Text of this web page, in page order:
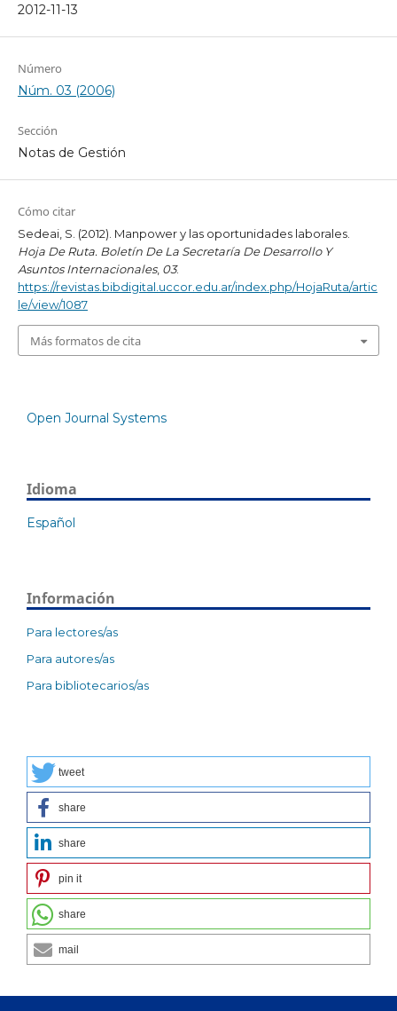
2012-11-13
Número
Núm. 03 (2006)
Sección
Notas de Gestión
Cómo citar
Sedeai, S. (2012). Manpower y las oportunidades laborales.
Hoja De Ruta. Boletín De La Secretaría De Desarrollo Y
Asuntos Internacionales, 03.
https://revistas.bibdigital.uccor.edu.ar/index.php/HojaRuta/artic
le/view/1087
Más formatos de cita
Open Journal Systems
Idioma
Español
Información
Para lectores/as
Para autores/as
Para bibliotecarios/as
tweet
share
share
pin it
share
mail